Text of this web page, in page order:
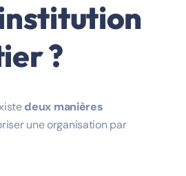
?
deux manières
une organisation par